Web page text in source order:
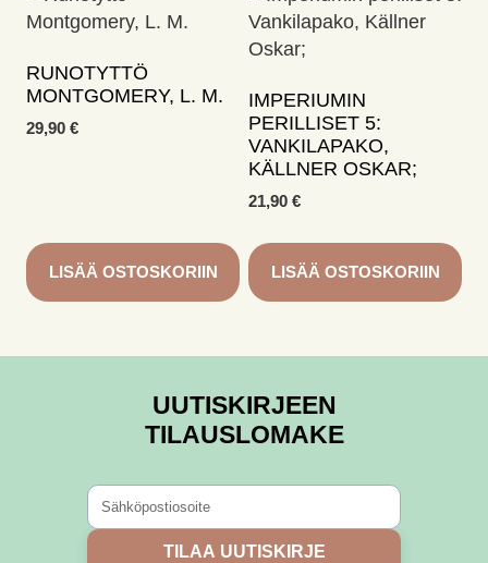
RUNOTYTTÖ
MONTGOMERY, L. M.
29,90 €
LISÄÄ OSTOSKORIIN
IMPERIUMIN
PERILLISET 5:
VANKILAPAKO,
KÄLLNER OSKAR;
21,90 €
LISÄÄ OSTOSKORIIN
UUTISKIRJEEN
TILAUSLOMAKE
TILAA UUTISKIRJE